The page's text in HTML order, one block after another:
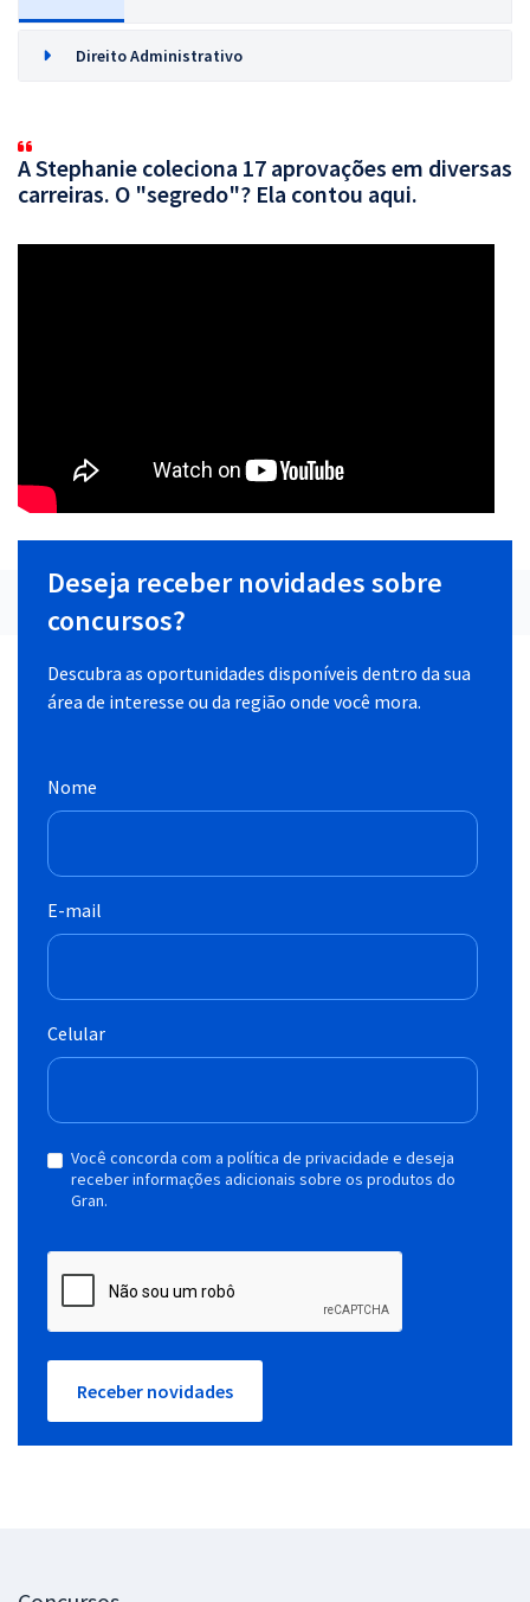
Direito Administrativo
A Stephanie coleciona 17 aprovações em diversas
carreiras. O "segredo"? Ela contou aqui.
Deseja receber novidades sobre
concursos?
Descubra as oportunidades disponíveis dentro da sua
área de interesse ou da região onde você mora.
Nome
E-mail
Celular
Você concorda com a política de privacidade e deseja
receber informações adicionais sobre os produtos do
Gran.
Receber novidades